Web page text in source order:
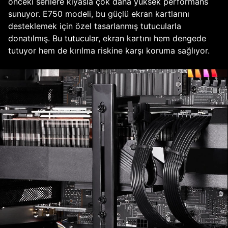
sunuyor. E750 modeli, bu güçlü ekran kartlarını
desteklemek için özel tasarlanmış tutucularla
donatılmış. Bu tutucular, ekran kartını hem dengede
tutuyor hem de kırılma riskine karşı koruma sağlıyor.